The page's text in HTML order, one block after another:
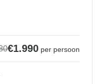
€1.990 per persoon